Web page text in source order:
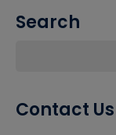
Search
Contact Us